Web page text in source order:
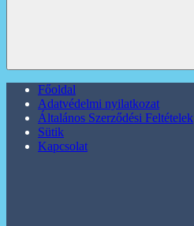
Főoldal
Adatvédelmi nyilatkozat
Általános Szerződési Feltételek
Sütik
Kapcsolat